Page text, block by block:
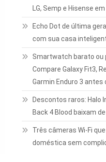
LG, Semp e Hisense
Echo Dot de última
com sua casa
Smartwatch barato ou
Compare Galaxy Fit3,
Garmin Enduro 3 antes
Descontos raros: Halo
Back 4 Blood baixam
Três câmeras Wi-Fi
doméstica sem